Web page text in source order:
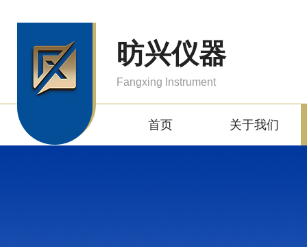
昉兴仪器
Fangxing Instrument
首页 关于我们